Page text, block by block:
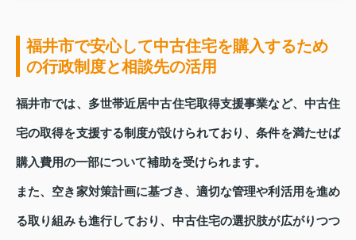
福井市で安心して中古住宅を購入するため
の行政制度と相談先の活用
福井市では、多世帯近居中古住宅取得支援事業など、中古住
宅の取得を支援する制度が設けられており、条件を満たせば
購入費用の一部について補助を受けられます。
また、空き家対策計画に基づき、適切な管理や利活用を進め
る取り組みも進行しており、中古住宅の選択肢が広がりつつ